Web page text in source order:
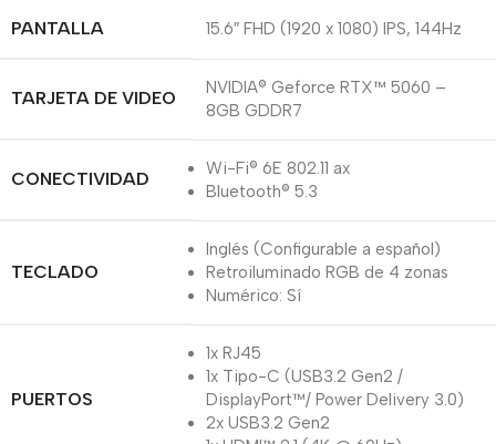
PANTALLA 15.6″ FHD (1920 x 1080) IPS, 144Hz
TARJETA DE VIDEO
NVIDIA® Geforce RTX™ 5060 –
8GB GDDR7
CONECTIVIDAD
Wi-Fi® 6E 802.11 ax
Bluetooth® 5.3
TECLADO
Inglés (Configurable a español)
Retroiluminado RGB de 4 zonas
Numérico: Sí
PUERTOS
1x RJ45
1x Tipo-C (USB3.2 Gen2 /
DisplayPort™/ Power Delivery 3.0)
2x USB3.2 Gen2